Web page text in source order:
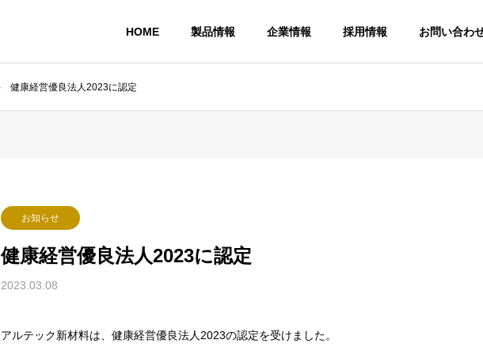
HOME 製品情報 企業情報 採用情報 お問い合わ
PET樹脂 プリフォームの受注販売 リサイクルペレットの受注販売
グループ会社
Altech Group
健康経営優良法人2023に認定
お知らせ
健康経営優良法人2023に認定
2023.03.08
アルテック新材料は、健康経営優良法人2023の認定を受けました。